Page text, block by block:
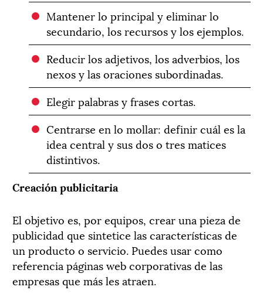
Mantener lo principal y eliminar lo
secundario, los recursos y los ejemplos.
Reducir los adjetivos, los adverbios, los
nexos y las oraciones subordinadas.
Elegir palabras y frases cortas.
Centrarse en lo mollar: definir cuál es la
idea central y sus dos o tres matices
distintivos.
Creación publicitaria
El objetivo es, por equipos, crear una pieza de
publicidad que sintetice las características de
un producto o servicio. Puedes usar como
referencia páginas web corporativas de las
empresas que más les atraen.